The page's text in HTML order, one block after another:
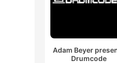
Adam Beyer
Drumcode